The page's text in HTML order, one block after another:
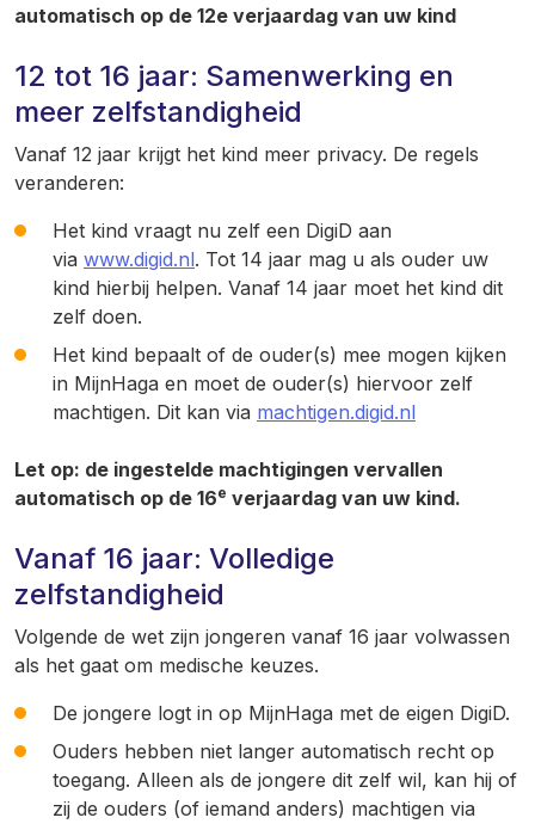
automatisch op de 12e verjaardag van uw kind
12 tot 16 jaar: Samenwerking en
meer zelfstandigheid
Vanaf 12 jaar krijgt het kind meer privacy. De regels
veranderen:
Het kind vraagt nu zelf een DigiD aan
via www.digid.nl. Tot 14 jaar mag u als ouder uw
kind hierbij helpen. Vanaf 14 jaar moet het kind dit
zelf doen.
Het kind bepaalt of de ouder(s) mee mogen kijken
in MijnHaga en moet de ouder(s) hiervoor zelf
machtigen. Dit kan via machtigen.digid.nl
Let op: de ingestelde machtigingen vervallen
automatisch op de 16e verjaardag van uw kind.
Vanaf 16 jaar: Volledige
zelfstandigheid
Volgende de wet zijn jongeren vanaf 16 jaar volwassen
als het gaat om medische keuzes.
De jongere logt in op MijnHaga met de eigen DigiD.
Ouders hebben niet langer automatisch recht op
toegang. Alleen als de jongere dit zelf wil, kan hij of
zij de ouders (of iemand anders) machtigen via